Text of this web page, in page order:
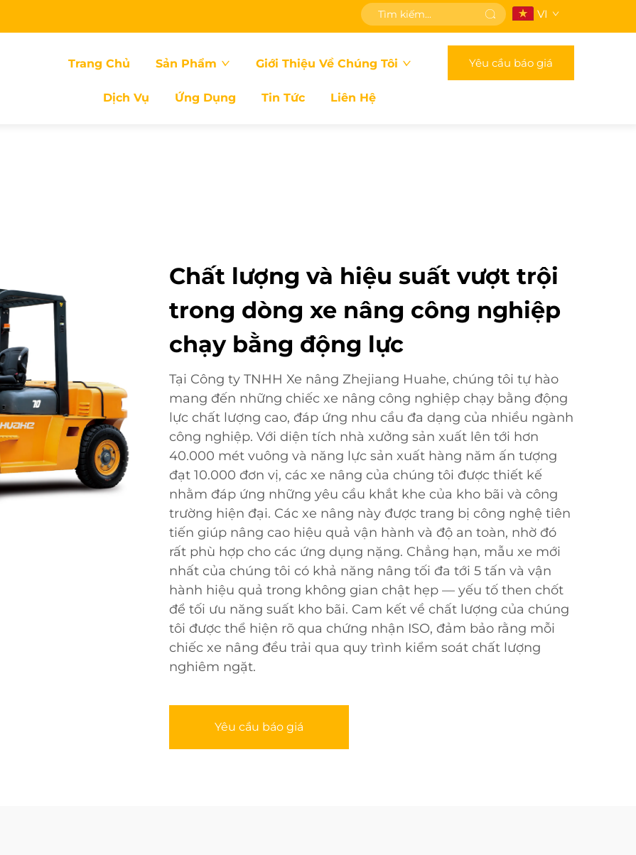
VI
Trang Chủ Sản Phẩm Giới Thiệu Về Chúng Tôi
Dịch Vụ Ứng Dụng Tin Tức Liên Hệ
Yêu cầu báo giá
Chất lượng và hiệu suất vượt trội
trong dòng xe nâng công nghiệp
chạy bằng động lực
Tại Công ty TNHH Xe nâng Zhejiang Huahe, chúng tôi tự hào
mang đến những chiếc xe nâng công nghiệp chạy bằng động
lực chất lượng cao, đáp ứng nhu cầu đa dạng của nhiều ngành
công nghiệp. Với diện tích nhà xưởng sản xuất lên tới hơn
40.000 mét vuông và năng lực sản xuất hàng năm ấn tượng
đạt 10.000 đơn vị, các xe nâng của chúng tôi được thiết kế
nhằm đáp ứng những yêu cầu khắt khe của kho bãi và công
trường hiện đại. Các xe nâng này được trang bị công nghệ tiên
tiến giúp nâng cao hiệu quả vận hành và độ an toàn, nhờ đó
rất phù hợp cho các ứng dụng nặng. Chẳng hạn, mẫu xe mới
nhất của chúng tôi có khả năng nâng tối đa tới 5 tấn và vận
hành hiệu quả trong không gian chật hẹp — yếu tố then chốt
để tối ưu năng suất kho bãi. Cam kết về chất lượng của chúng
tôi được thể hiện rõ qua chứng nhận ISO, đảm bảo rằng mỗi
chiếc xe nâng đều trải qua quy trình kiểm soát chất lượng
nghiêm ngặt.
Yêu cầu báo giá